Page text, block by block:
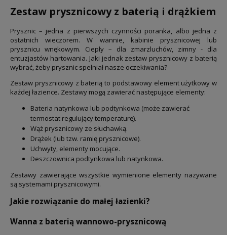
Zestaw prysznicowy z baterią i drążkiem
Prysznic – jedna z pierwszych czynności poranka, albo jedna z
ostatnich wieczorem. W wannie, kabinie prysznicowej lub
prysznicu wnękowym. Ciepły – dla zmarzluchów, zimny - dla
entuzjastów hartowania. Jaki jednak zestaw prysznicowy z baterią
wybrać, żeby prysznic spełniał nasze oczekiwania?
Zestaw prysznicowy z baterią to podstawowy element użytkowy w
każdej łazience. Zestawy mogą zawierać następujące elementy:
Bateria natynkowa lub podtynkowa (może zawierać
termostat regulujący temperaturę).
Wąż prysznicowy ze słuchawką.
Drążek (lub tzw. ramię prysznicowe).
Uchwyty, elementy mocujące.
Deszczownica podtynkowa lub natynkowa.
Zestawy zawierające wszystkie wymienione elementy nazywane
są systemami prysznicowymi.
Jakie rozwiązanie do małej łazienki?
Wanna z baterią wannowo-prysznicową